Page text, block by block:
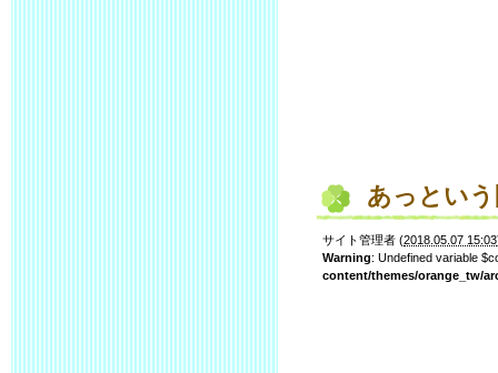
あっとい
サイト管理者 (2018.05.07 15:03
Warning: Undefined variable
content/themes/orange_tw/